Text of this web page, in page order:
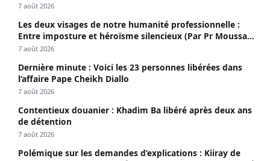
7 août 2026
Les deux visages de notre humanité professionnelle :
Entre imposture et héroïsme silencieux (Par Pr Moussa
Seydi)
7 août 2026
Dernière minute : Voici les 23 personnes libérées dans
l’affaire Pape Cheikh Diallo
7 août 2026
Contentieux douanier : Khadim Ba libéré après deux ans
de détention
7 août 2026
Polémique sur les demandes d’explications : Kiiray de